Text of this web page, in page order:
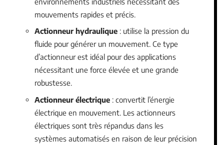
mouvements rapides et précis.
Actionneur hydraulique : utilise la pression du
fluide pour générer un mouvement. Ce type
d’actionneur est idéal pour des applications
nécessitant une force élevée et une grande
robustesse.
Actionneur électrique : convertit l’énergie
électrique en mouvement. Les actionneurs
électriques sont très répandus dans les
systèmes automatisés en raison de leur précision